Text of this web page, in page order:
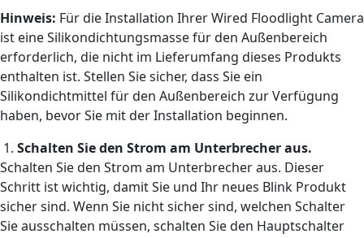
Hinweis: Für die Installation Ihrer Wired Floodlight Camera
ist eine Silikondichtungsmasse für den Außenbereich
erforderlich, die nicht im Lieferumfang dieses Produkts
enthalten ist. Stellen Sie sicher, dass Sie ein
Silikondichtmittel für den Außenbereich zur Verfügung
haben, bevor Sie mit der Installation beginnen.
1. Schalten Sie den Strom am Unterbrecher aus.
Schalten Sie den Strom am Unterbrecher aus. Dieser
Schritt ist wichtig, damit Sie und Ihr neues Blink Produkt
sicher sind. Wenn Sie nicht sicher sind, welchen Schalter
Sie ausschalten müssen, schalten Sie den Hauptschalter